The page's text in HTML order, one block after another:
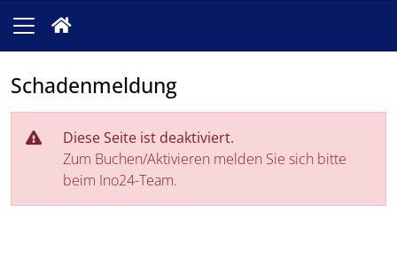
Schadenmeldung
Diese Seite ist deaktiviert.
Zum Buchen/Aktivieren melden Sie sich bitte
beim Ino24-Team.